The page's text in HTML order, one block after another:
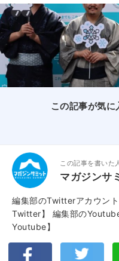
この記事が気に
この記事を書いた
マガジンサ
編集部のTwitterアカウン
Twitter】
編集部の
Youtube】